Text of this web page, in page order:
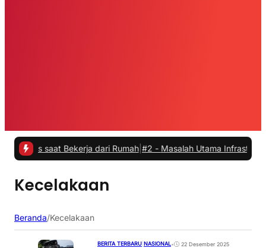
saat Bekerja dari Rumah| #2 -Masalah Utama Infrastruktur
Kecelakaan
Beranda/Kecelakaan
BERITA TERBARU NASIONAL• 22 Desember 2025